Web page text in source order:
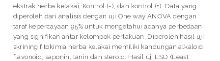
ekstrak herba kelakai, Kontrol (-), dan kontrol (+). Data yang
diperoleh dari analisis dengan uji One way ANOVA dengan
taraf kepercayaan 95% untuk mengetahui adanya perbedaan
yang signifikan antar kelompok perlakuan. Diperoleh hasil uji
skrining fitokimia herba kelakai memiliki kandungan alkaloid,
flavonoid, saponin, tanin dan steroid. Hasil uji LSD (Least